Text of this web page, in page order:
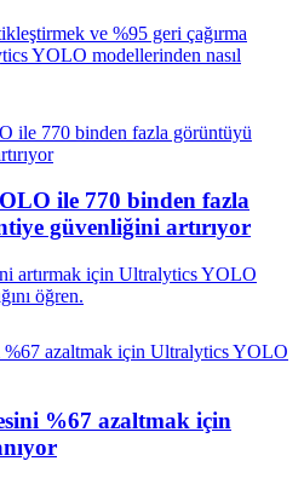
ve %95 geri çağırma
YOLO modellerinden nasıl
ile 770 binden fazla
güvenliğini artırıyor
artırmak için Ultralytics YOLO
öğren.
%67 azaltmak için